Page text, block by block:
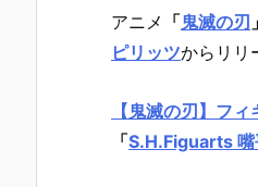
アニメ 「鬼滅の刃 」
ピリッツからリリ
【鬼滅の刃】フィ
「S.H.Figuarts 嘴